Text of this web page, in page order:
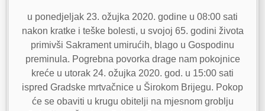
u ponedjeljak 23. ožujka 2020. godine u 08:00 sati
nakon kratke i teške bolesti, u svojoj 65. godini života
primivši Sakrament umirućih, blago u Gospodinu
preminula. Pogrebna povorka drage nam pokojnice
kreće u utorak 24. ožujka 2020. god. u 15:00 sati
ispred Gradske mrtvačnice u Širokom Brijegu. Pokop
će se obaviti u krugu obitelji na mjesnom groblju